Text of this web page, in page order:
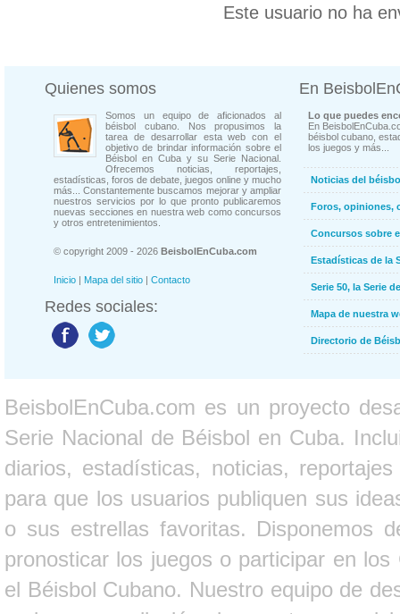
Este usuario no ha
Quienes somos
Somos un equipo de aficionados al
béisbol cubano. Nos propusimos la
tarea de desarrollar esta web con el
objetivo de brindar información sobre el
Béisbol en Cuba y su Serie Nacional.
Ofrecemos noticias, reportajes,
estadísticas, foros de debate, juegos online y mucho
más... Constantemente buscamos mejorar y ampliar
nuestros servicios por lo que pronto publicaremos
nuevas secciones en nuestra web como concursos
y otros entretenimientos.
© copyright 2009 - 2026 BeisbolEnCuba.com
Inicio | Mapa del sitio | Contacto
Redes sociales:
En
Lo que puedes
En
béisbol cubano,
los juegos y más...
Noticias del
Foros, opiniones,
Concursos sobre
Estadísticas de la
Serie 50, la Serie
Mapa de nuestra
Directorio de
BeisbolEnCuba.com es un proyecto
Serie Nacional de Béisbol en Cuba.
diarios, estadísticas, noticias,
para que los usuarios publiquen sus
o sus estrellas favoritas. Disponemos
pronosticar los juegos o participar en
el Béisbol Cubano. Nuestro equipo de